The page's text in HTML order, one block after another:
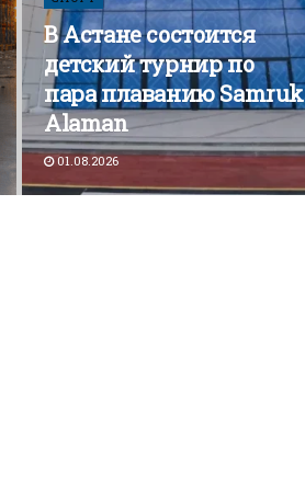
В Астане состоится
детский турнир по
пара плаванию Samruk
Alaman
01.08.2026